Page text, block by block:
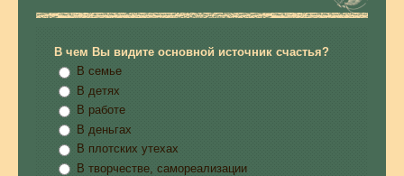
В чем Вы видите основной источник счастья?
В семье
В детях
В работе
В деньгах
В плотских утехах
В творчестве, самореализации